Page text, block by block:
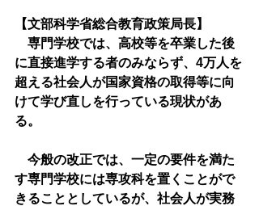
【文部科学省総合教育政策局長】
専門学校では、高校等を卒業した後
に直接進学する者のみならず、4万人を
超える社会人が国家資格の取得等に向
けて学び直しを行っている現状があ
る。
今般の改正では、一定の要件を満た
す専門学校には専攻科を置くことがで
きることとしているが、社会人が実務